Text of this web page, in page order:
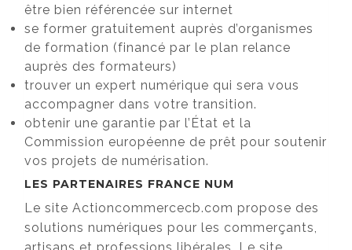
être bien référencée sur internet
se former gratuitement auprès d’organismes
de formation (financé par le plan relance
auprès des formateurs)
trouver un expert numérique qui sera vous
accompagner dans votre transition.
obtenir une garantie par l’État et la
Commission européenne de prêt pour soutenir
vos projets de numérisation.
LES PARTENAIRES FRANCE NUM
Le site Actioncommercecb.com propose des
solutions numériques pour les commerçants,